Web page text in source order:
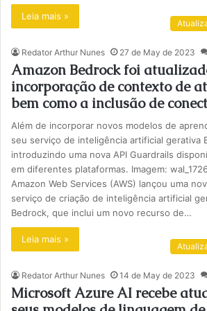
Leia mais »
Redator Arthur Nunes 27 de May de 2023
Amazon Bedrock foi
incorporação de contexto de
bem como a inclusão de
Além de incorporar novos modelos de
seu serviço de inteligência artificial gerativa
introduzindo uma nova API Guardrails
em diferentes plataformas. Imagem:
Amazon Web Services (AWS) lançou uma
serviço de criação de inteligência artificial
Bedrock, que inclui um novo recurso de…
Leia mais »
Redator Arthur Nunes 14 de May de 2023
Microsoft Azure AI recebe